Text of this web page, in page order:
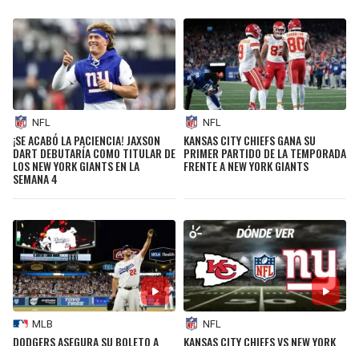
NFL
¡SE ACABÓ LA PACIENCIA! JAXSON
DART DEBUTARÍA COMO TITULAR DE
LOS NEW YORK GIANTS EN LA
SEMANA 4
NFL
KANSAS CITY CHIEFS GANA SU
PRIMER PARTIDO DE LA TEMPORADA
FRENTE A NEW YORK GIANTS
MLB
DODGERS ASEGURA SU BOLETO A
NFL
KANSAS CITY CHIEFS VS NEW YORK